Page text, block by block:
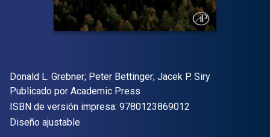
Autor(es)
Donald L. Grebner; Peter Bettinger; Jacek P. Siry
Editor
Publicado por Academic Press
ISBN de versión impresa: 9780123869012
Formato
Diseño ajustable